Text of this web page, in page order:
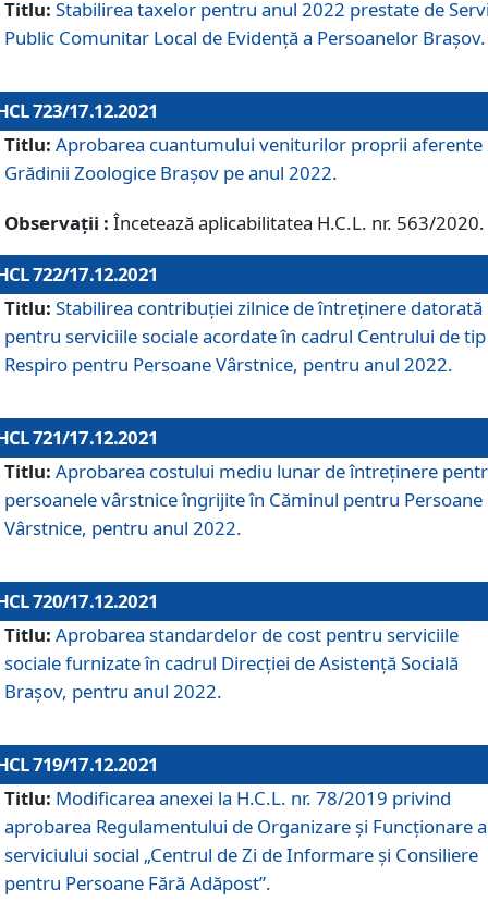
Titlu: Stabilirea taxelor pentru anul 2022 prestate de
Public Comunitar Local de Evidență a Persoanelor Braşov.
723/17.12.2021
Titlu: Aprobarea cuantumului veniturilor proprii aferente
Grădinii Zoologice Braşov pe anul 2022.
Observații : Încetează aplicabilitatea H.C.L. nr. 563/2020.
722/17.12.2021
Titlu: Stabilirea contribuţiei zilnice de întreținere datorată
pentru serviciile sociale acordate în cadrul Centrului de tip
Respiro pentru Persoane Vârstnice, pentru anul 2022.
721/17.12.2021
Titlu: Aprobarea costului mediu lunar de întreţinere
persoanele vârstnice îngrijite în Căminul pentru Persoane
Vârstnice, pentru anul 2022.
720/17.12.2021
Titlu: Aprobarea standardelor de cost pentru serviciile
sociale furnizate în cadrul Direcției de Asistență Socială
Brașov, pentru anul 2022.
719/17.12.2021
Titlu: Modificarea anexei la H.C.L. nr. 78/2019 privind
aprobarea Regulamentului de Organizare și Funcționare
serviciului social „Centrul de Zi de Informare şi Consiliere
pentru Persoane Fără Adăpost”.